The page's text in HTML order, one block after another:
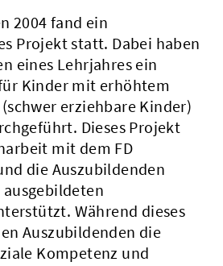
2004 fand ein
Projekt statt. Dabei haben
eines Lehrjahres ein
Kinder mit erhöhtem
erziehbare Kinder)
Dieses Projekt
mit dem FD
die Auszubildenden
Während dieses
Auszubildenden die
Kompetenz und